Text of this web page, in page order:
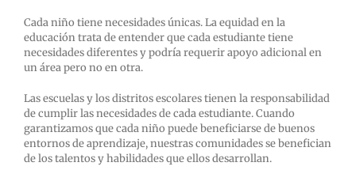
Cada niño tiene necesidades únicas. La equidad en la
educación trata de entender que cada estudiante tiene
necesidades diferentes y podría requerir apoyo adicional en
un área pero no en otra.
Las escuelas y los distritos escolares tienen la responsabilidad
de cumplir las necesidades de cada estudiante. Cuando
garantizamos que cada niño puede beneficiarse de buenos
entornos de aprendizaje, nuestras comunidades se benefician
de los talentos y habilidades que ellos desarrollan.